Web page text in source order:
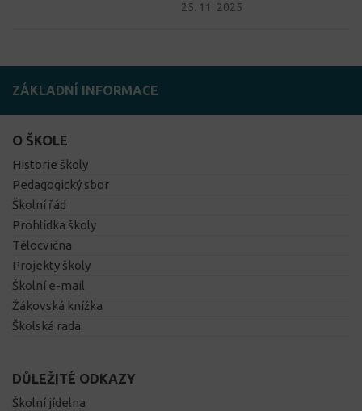
25. 11. 2025
ZÁKLADNÍ INFORMACE
O ŠKOLE
Historie školy
Pedagogický sbor
Školní řád
Prohlídka školy
Tělocvična
Projekty školy
Školní e-mail
Žákovská knížka
Školská rada
DŮLEŽITÉ ODKAZY
Školní jídelna